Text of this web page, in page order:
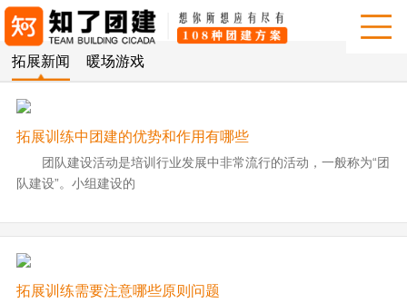
拓展新闻 暖场游戏
拓展训练中团建的优势和作用有哪些
团队建设活动是培训行业发展中非常流行的活动，一般称为“团
队建设”。小组建设的
拓展训练需要注意哪些原则问题